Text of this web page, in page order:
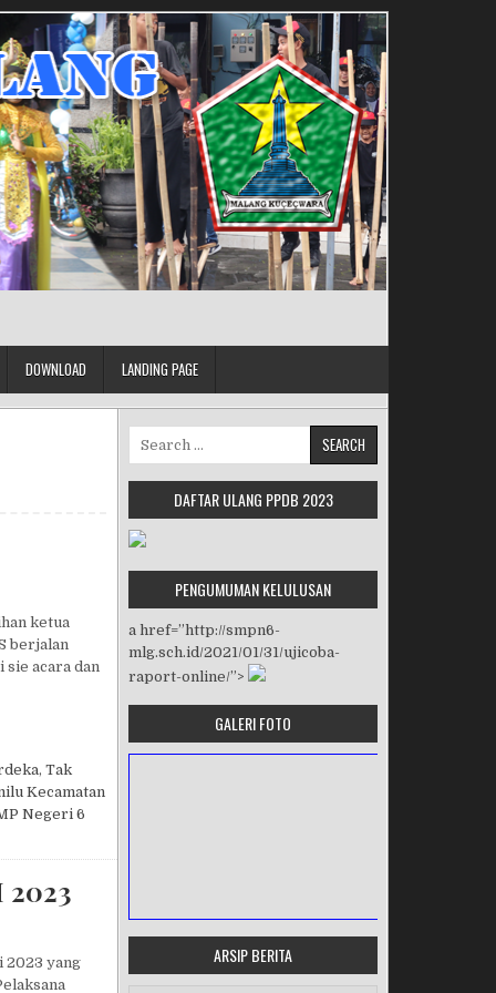
DOWNLOAD LANDING PAGE
ketua
berjalan
acara dan
, Tak
Kecamatan
Negeri 6
2023
2023 yang
Search for:
DAFTAR ULANG PPDB 2023
PENGUMUMAN KELULUSAN
a href=”http://smpn6-
mlg.sch.id/2021/01/31/ujicoba-
raport-online/”>
GALERI FOTO
ARSIP BERITA